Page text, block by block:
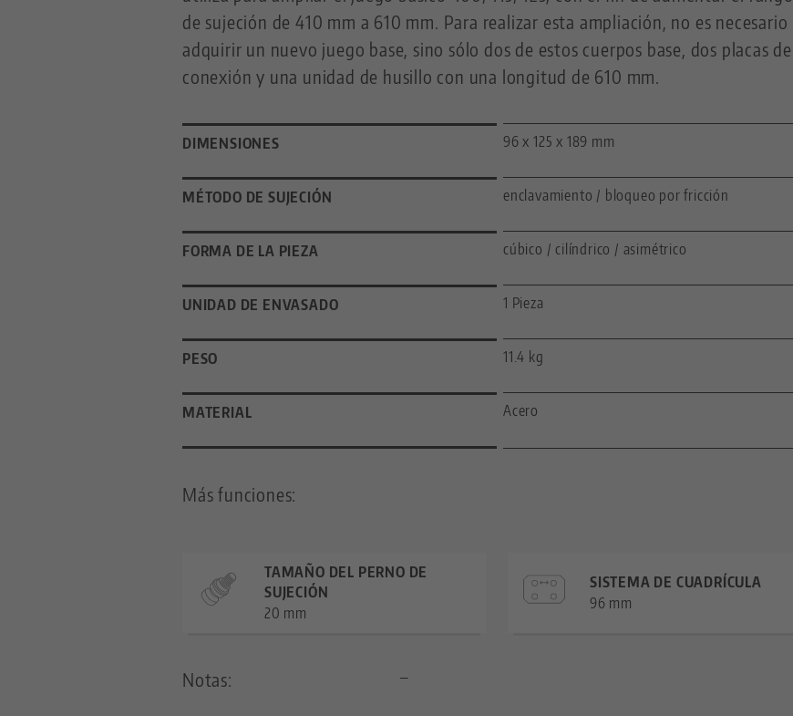
de sujeción de 410 mm a 610 mm. Para realizar esta ampliación, no es necesario
adquirir un nuevo juego base, sino sólo dos de estos cuerpos base, dos placas de
conexión y una unidad de husillo con una longitud de 610 mm.
DIMENSIONES 96 x 125 x 189 mm
MÉTODO DE SUJECIÓN enclavamiento / bloqueo por fricción
FORMA DE LA PIEZA cúbico / cilíndrico / asimétrico
UNIDAD DE ENVASADO 1 Pieza
PESO 11.4 kg
MATERIAL Acero
Más funciones:
TAMAÑO DEL PERNO DE
SUJECIÓN
20 mm
SISTEMA DE CUADRÍCULA
96 mm
Notas: —